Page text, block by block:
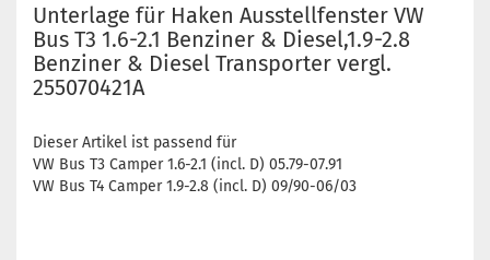
Unterlage für Haken Ausstellfenster VW
Bus T3 1.6-2.1 Benziner & Diesel,1.9-2.8
Benziner & Diesel Transporter vergl.
255070421A
Dieser Artikel ist passend für
VW Bus T3 Camper 1.6-2.1 (incl. D) 05.79-07.91
VW Bus T4 Camper 1.9-2.8 (incl. D) 09/90-06/03